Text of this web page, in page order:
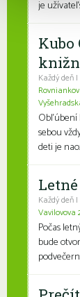
je
Kubo
Každý deň |
Obľúbení
sebou
deti je
Každý deň |
Vavilovova
Počas
bude